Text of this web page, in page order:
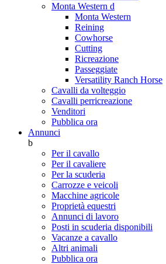
Monta Western d
Monta Western
Reining
Cowhorse
Cutting
Ricreazione
Passeggiate
Versatility Ranch Horse
Cavalli da volteggio
Cavalli perricreazione
Venditori
Pubblica ora
Annunci
b
Per il cavallo
Per il cavaliere
Per la scuderia
Carrozze e veicoli
Macchine agricole
Proprietà equestri
Annunci di lavoro
Posti in scuderia disponibili
Vacanze a cavallo
Altri animali
Pubblica ora